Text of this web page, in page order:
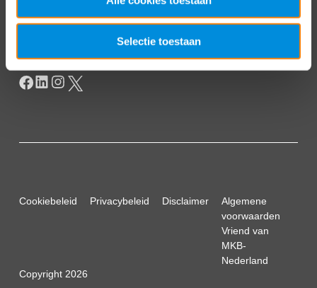
Selectie toestaan
2509 AA Den Haag
Cookiebeleid Privacybeleid Disclaimer
Algemene
voorwaarden
Vriend van
MKB-
Nederland
Copyright 2026